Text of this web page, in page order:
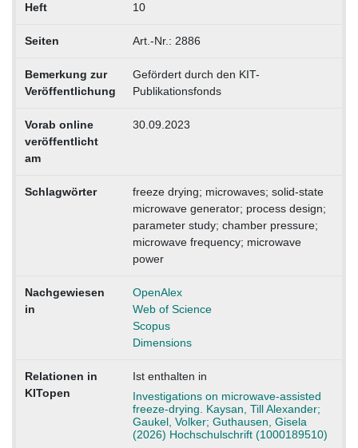
Heft 10
Seiten Art.-Nr.: 2886
Bemerkung zur
Veröffentlichung
Gefördert durch den KIT-
Publikationsfonds
Vorab online
veröffentlicht
am
30.09.2023
Schlagwörter
freeze drying; microwaves; solid-state
microwave generator; process design;
parameter study; chamber pressure;
microwave frequency; microwave
power
Nachgewiesen
in
OpenAlex
Web of Science
Scopus
Dimensions
Relationen in
KITopen
Ist enthalten in
Investigations on microwave-assisted
freeze-drying. Kaysan, Till Alexander;
Gaukel, Volker; Guthausen, Gisela
(2026) Hochschulschrift (1000189510)